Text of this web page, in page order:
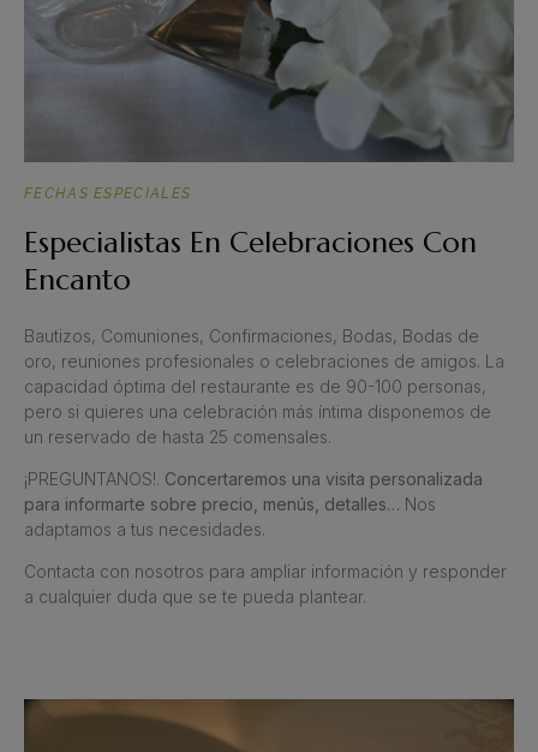
FECHAS ESPECIALES
Especialistas En Celebraciones Con
Encanto
Bautizos, Comuniones, Confirmaciones, Bodas, Bodas de
oro, reuniones profesionales o celebraciones de amigos. La
capacidad óptima del restaurante es de 90-100 personas,
pero si quieres una celebración más íntima disponemos de
un reservado de hasta 25 comensales.
¡PREGUNTANOS!. Concertaremos una visita personalizada
para informarte sobre precio, menús, detalles… Nos
adaptamos a tus necesidades.
Contacta con nosotros para ampliar información y responder
a cualquier duda que se te pueda plantear.